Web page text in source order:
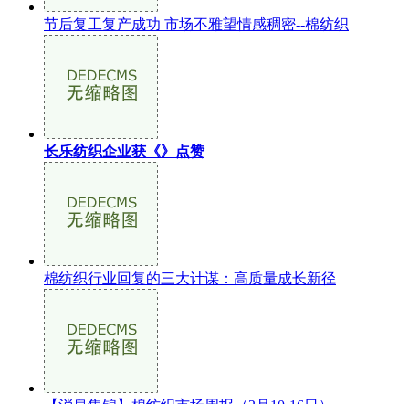
节后复工复产成功 市场不雅望情感稠密--棉纺织
长乐纺织企业获《》点赞
棉纺织行业回复的三大计谋：高质量成长新径